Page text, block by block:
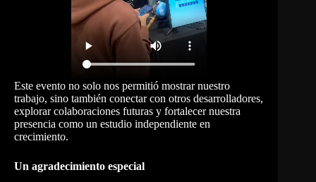
Este evento no solo nos permitió mostrar nuestro
trabajo, sino también conectar con otros desarrolladores,
explorar colaboraciones futuras y fortalecer nuestra
presencia como un estudio independiente en
crecimiento.
Un agradecimiento especial